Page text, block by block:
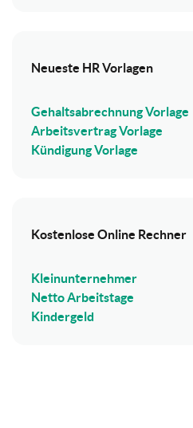
Neueste HR Vorlagen
Gehaltsabrechnung Vorlage
Arbeitsvertrag Vorlage
Kündigung Vorlage
Kostenlose Online Rechner
Kleinunternehmer
Netto Arbeitstage
Kindergeld